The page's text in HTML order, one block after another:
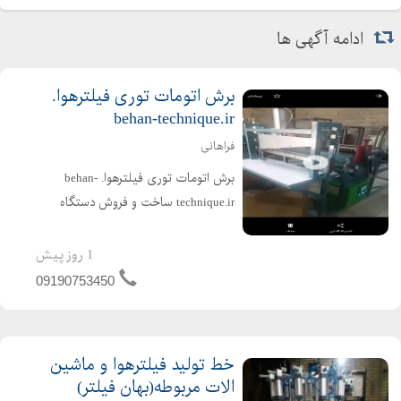
فیلتر. مواد اولیه فیلترهوا. انواع چین کن کاغذ فیلترهوا.کاغذخام . کاغذ
چین خورده . چسب هات ملت . قالب فیلترهوا
ادامه آگهی ها
برش اتومات توری فیلترهوا.
behan-technique.ir
فراهانی
برش اتومات توری فیلترهوا. behan-
technique.ir ساخت و فروش دستگاه
تولید کنندگان فیلترهوا سبک وسنگین ،
گروه صنعتی بهان تکنیک ،دستگاه برش
1 روز پیش
09190753450
خط تولید فیلترهوا و ماشین
الات مربوطه(بهان فیلتر)